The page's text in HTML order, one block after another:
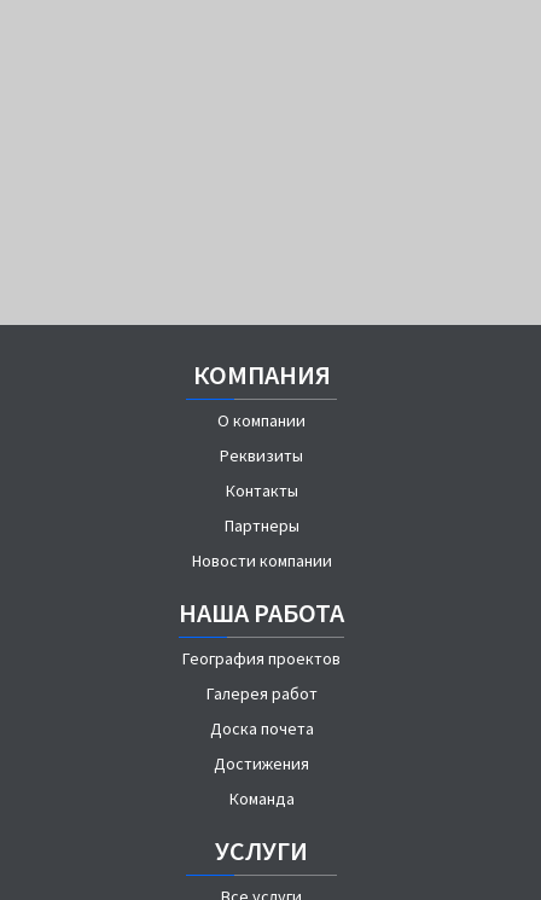
КОМПАНИЯ
О компании
Реквизиты
Контакты
Партнеры
Новости компании
НАША РАБОТА
География проектов
Галерея работ
Доска почета
Достижения
Команда
УСЛУГИ